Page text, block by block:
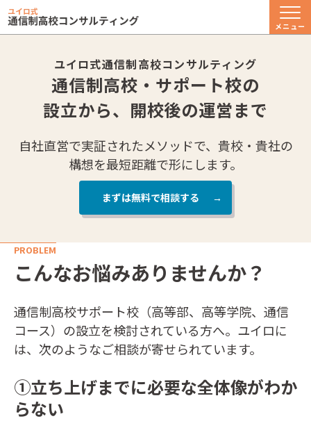
メニュー
ユイロ式通信制高校コンサルティング
通信制高校・サポート校の
設立から、開校後の運営まで
自社直営で実証されたメソッドで、貴校・貴社の
構想を最短距離で形にします。
まずは無料で相談する
PROBLEM
こんなお悩みありませんか？
通信制高校サポート校（高等部、高等学院、通信
コース）の設立を検討されている方へ。ユイロに
は、次のようなご相談が寄せられています。
①立ち上げまでに必要な全体像がわか
らない